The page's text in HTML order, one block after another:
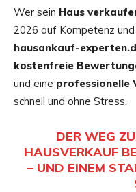
Wer sein Haus
2026 auf Kompetenz
hausankauf-
kostenfreie
und eine professionelle
schnell und ohne Stress.
DER WEG
HAUSVERKAUF
– UND EINEM